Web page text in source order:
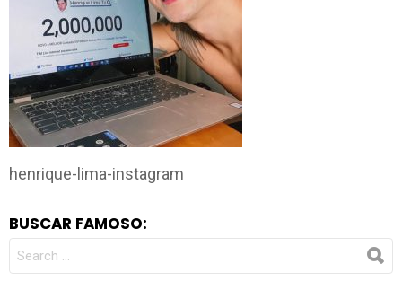
henrique-lima-instagram
BUSCAR FAMOSO:
FOR: